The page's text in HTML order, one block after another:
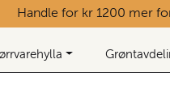
Handle for kr 1200 mer